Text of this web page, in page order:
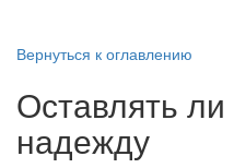
Вернуться к оглавлению
Оставлять
надежду